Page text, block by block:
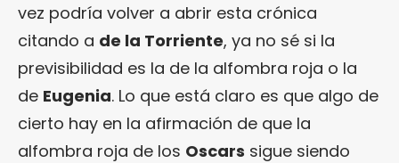
vez podría volver a abrir esta crónica
citando a de la Torriente, ya no sé si la
previsibilidad es la de la alfombra roja o la
de Eugenia. Lo que está claro es que algo de
cierto hay en la afirmación de que la
alfombra roja de los Oscars sigue siendo